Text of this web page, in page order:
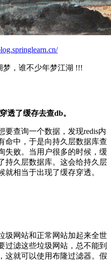
梦，谁不少年梦江湖 !!!
透了缓存去查db。
要查询一个数据，发现redis内
命中，于是向持久层数据库查
失败。当用户很多的时候，缓
持久层数据库。这会给持久层
相当于出现了缓存穿透。
圾网站和正常网站加起来全世
过滤这些垃圾网站，总不能到
这就可以使用布隆过滤器。假